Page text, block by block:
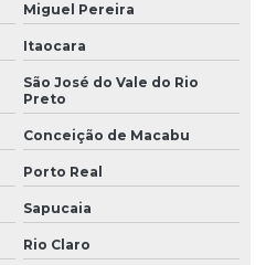
rolante em mg
rio do sul
rolante em rs
são josé dos pinhais
rolante em sc
Miguel Pereira
Itaocara
São José do Vale do Rio
Preto
Conceição de Macabu
Porto Real
Sapucaia
Rio Claro